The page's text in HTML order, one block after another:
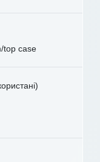
top case